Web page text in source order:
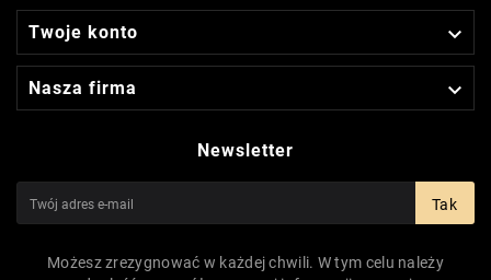
Twoje konto 
Nasza firma 
Newsletter
Tak
Możesz zrezygnować w każdej chwili. W tym celu należy